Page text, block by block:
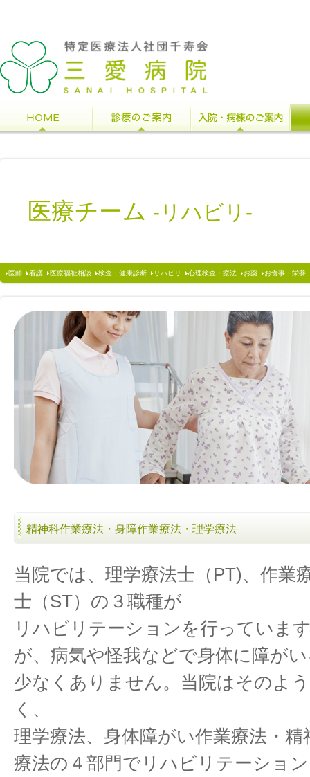
医療チーム -リハビリ-
医師 看護 医療福祉相談 検査・健康診断 リハビリ 心理検査・療法 お薬 お食事・栄養
精神科作業療法・身障作業療法・理学療法
当院では、理学療法士（PT)、作業
士（ST）の３職種が
リハビリテーションを行っていま
が、病気や怪我などで身体に障が
少なくありません。当院はそのよ
く、
理学療法、身体障がい作業療法・
療法の４部門でリハビリテーショ